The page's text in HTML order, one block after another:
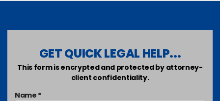
GET QUICK LEGAL HELP...
This form is encrypted and protected by attorney-
client confidentiality.
Name *